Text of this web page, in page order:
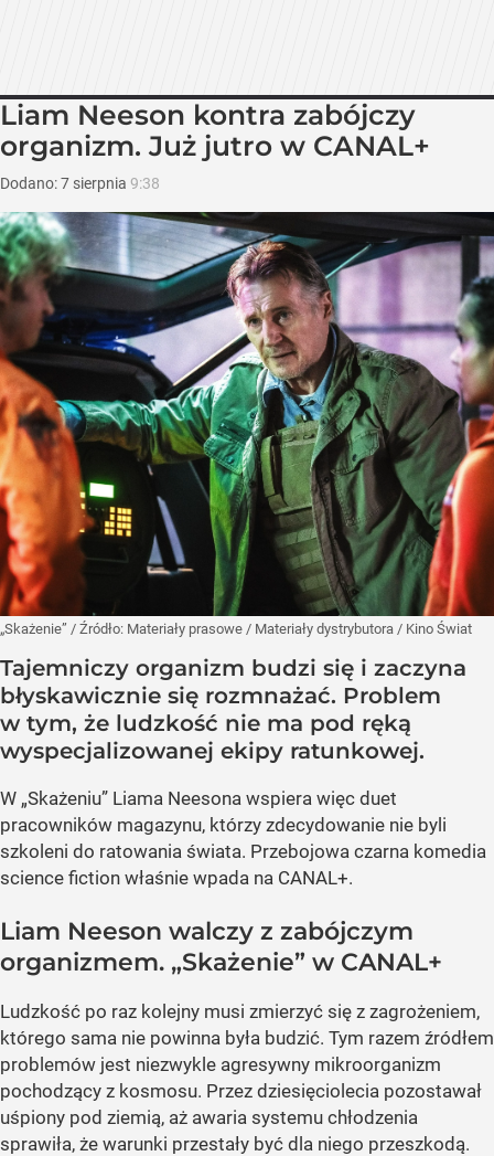
Liam Neeson kontra zabójczy
organizm. Już jutro w CANAL+
Dodano:7 sierpnia 9:38
„Skażenie” / Źródło: Materiały prasowe / Materiały dystrybutora / Kino Świat
Tajemniczy organizm budzi się i zaczyna
błyskawicznie się rozmnażać. Problem
w tym, że ludzkość nie ma pod ręką
wyspecjalizowanej ekipy ratunkowej.
W „Skażeniu” Liama Neesona wspiera więc duet
pracowników magazynu, którzy zdecydowanie nie byli
szkoleni do ratowania świata. Przebojowa czarna komedia
science fiction właśnie wpada na CANAL+.
Liam Neeson walczy z zabójczym
organizmem. „Skażenie” w CANAL+
Ludzkość po raz kolejny musi zmierzyć się z zagrożeniem,
którego sama nie powinna była budzić. Tym razem źródłem
problemów jest niezwykle agresywny mikroorganizm
pochodzący z kosmosu. Przez dziesięciolecia pozostawał
uśpiony pod ziemią, aż awaria systemu chłodzenia
sprawiła, że warunki przestały być dla niego przeszkodą.